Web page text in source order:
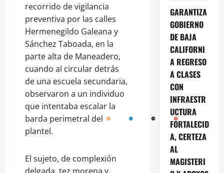
recorrido de vigilancia
preventiva por las calles
Hermenegildo Galeana y
Sánchez Taboada, en la
parte alta de Maneadero,
cuando al circular detrás
de una escuela secundaria,
observaron a un individuo
que intentaba escalar la
barda perimetral del
plantel.
El sujeto, de complexión
GARANTIZA
GOBIERNO
DE BAJA
CALIFORNI
A REGRESO
A CLASES
CON
INFRAESTR
UCTURA
FORTALECID
A, CERTEZA
AL
MAGISTERI